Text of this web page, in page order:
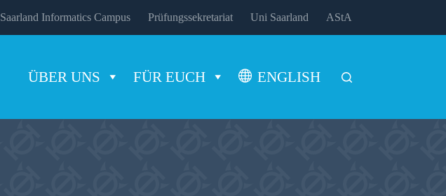
Saarland Informatics Campus Prüfungssekretariat Uni Saarland AStA
ÜBER UNS FÜR EUCH ENGLISH